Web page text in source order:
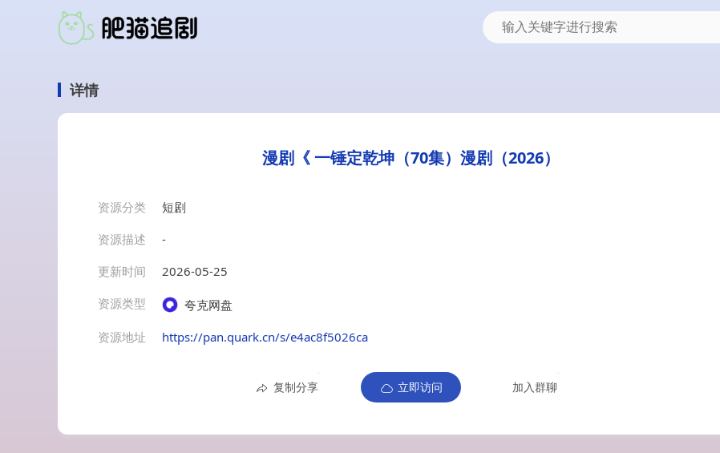
详情
漫剧《 一锤定乾坤（70集）漫剧（2026）
资源分类
短剧
资源描述
-
更新时间
2026-05-25
资源类型
夸克网盘
资源地址
https://pan.quark.cn/s/e4ac8f5026ca
复制分享 立即访问 加入群聊